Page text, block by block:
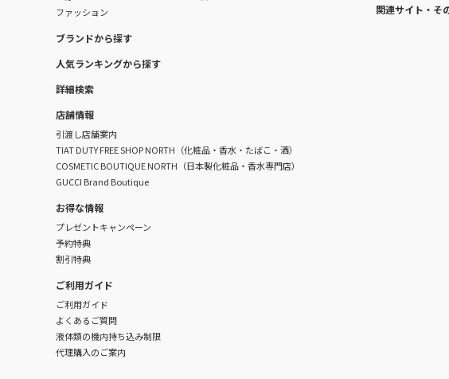
ファッション
ブランドから探す
人気ランキングから探す
詳細検索
店舗情報
引渡し店舗案内
TIAT DUTY FREE SHOP NORTH（化粧品・香水・たばこ・酒）
COSMETIC BOUTIQUE NORTH（日本製化粧品・香水専門店）
GUCCI Brand Boutique
お得な情報
プレゼントキャンペーン
予約特典
割引特典
ご利用ガイド
ご利用ガイド
よくあるご質問
液体類の機内持ち込み制限
代理購入のご案内
関連サイト・そ